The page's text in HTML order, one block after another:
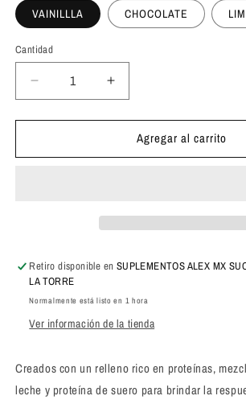
VAINILLLA CHOCOLATE
Cantidad
Cantidad
Reducir
cantidad
para
Protein
Aumentar
cantidad
para
MyProtein
Protein
Agregar al carrito
Retiro disponible en SUPLEMENTOS ALEX MX
LA TORRE
Normalmente está listo en 1 hora
Ver información de la tienda
Creados con un relleno rico en proteínas,
leche y proteína de suero para brindar la